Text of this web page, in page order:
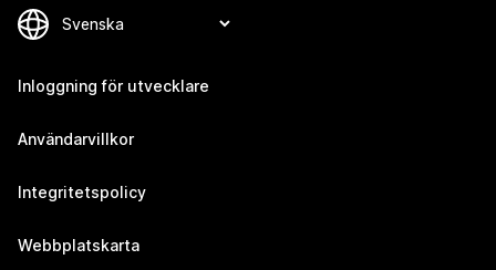
Inloggning för utvecklare
Användarvillkor
Integritetspolicy
Webbplatskarta